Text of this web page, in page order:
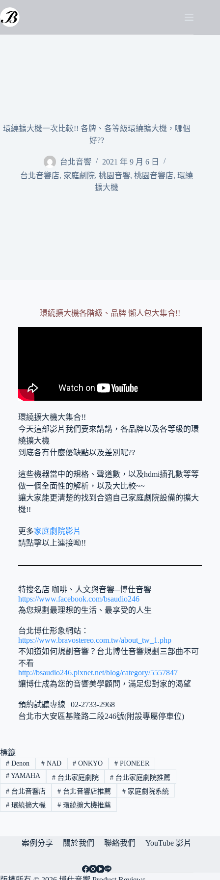
環繞擴大機一次比較!! 各牌、各等級環繞擴大機，哪個
好??
台北音響
2021 年 9 月 6 日
台北音響店, 家庭劇院,桃園音響,桃園音響店,環繞
擴大機
環繞擴大機各階級、品牌 懶人包大集合!!
環繞擴大機大集合!!
今天這部影片我們要來講講，各品牌以及各等級的環
繞擴大機
到底各有什麼優缺點以及差別呢??
這些機器當中的規格、聲道數，以及hdmi插孔數等等
做一個全面性的解析，以及大比較~~
讓大家能更清楚的找到合適自己家庭劇院設備的擴大
機!!
更多家庭劇院影片
請點擊以上連接呦!!
特搜名店 咖啡、人文與音響─博仕音響
https://www.facebook.com/bsaudio246
為您規劃最理想的生活、最享受的人生
台北博仕形象網站：
https://www.bravostereo.com.tw/about_tw_1.php
不知道如何規劃音響？台北博仕音響規劃三部曲不可
不看
http://bsaudio246.pixnet.net/blog/category/5557847
讓博仕成為您的音響美學顧問，滿足您對家的渴望
預約試聽專線 | 02-2733-2968
台北市大安區基隆路二段246號(附設專屬停車位)
標籤
#Denon #NAD # ONKYO # PIONEER
#YAMAHA #台北家庭劇院 # 台北家庭劇院推薦
#台北音響店 #台北音響店推薦 # 家庭劇院系統
#環繞擴大機 #環繞擴大機推薦
案例分享 關於我們 聯絡我們 YouTube 影片